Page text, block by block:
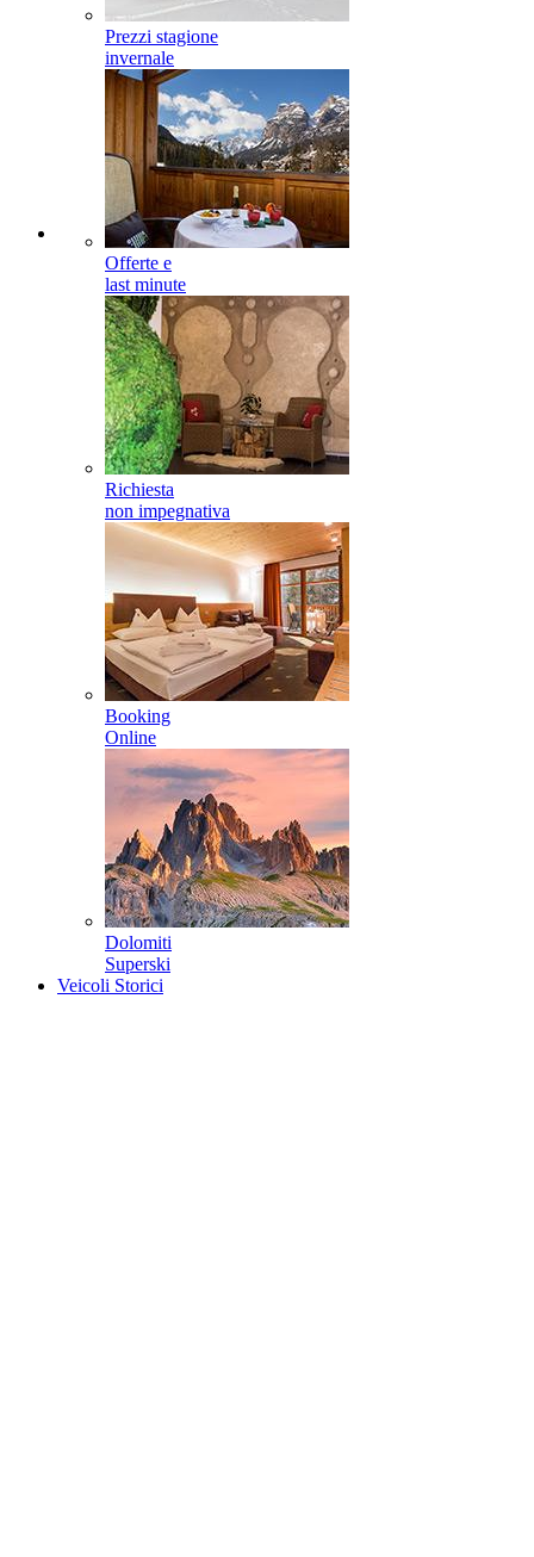
Prezzi stagione
invernale
Offerte e
last minute
Richiesta
non impegnativa
Booking
Online
Dolomiti
Superski
Veicoli Storici